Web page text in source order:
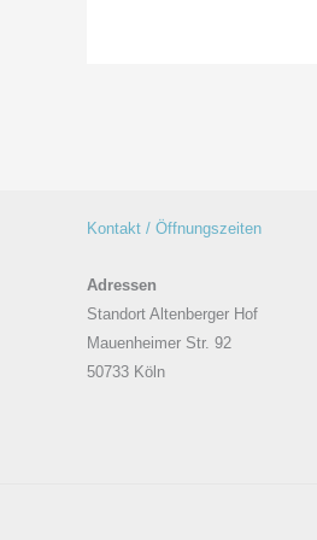
Kontakt / Öffnungszeiten
Adressen
Standort Altenberger Hof
Mauenheimer Str. 92
50733 Köln